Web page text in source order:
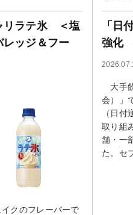
リラテ氷 ＜塩
レッジ＆フー
クのフレーバーで
「日
強化
大手
会）」
（日
取り組
舗・一
た。セ